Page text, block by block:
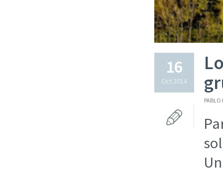
16
Oct 2014
PABLO